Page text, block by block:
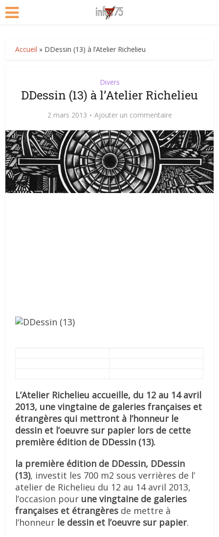
Accueil » DDessin (13) à l’Atelier Richelieu
Divers
DDessin (13) à l’Atelier Richelieu
2 mars 2013 Ajouter un commentaire
L’Atelier Richelieu accueille, du 12 au 14 avril
2013, une vingtaine de galeries françaises et
étrangères qui mettront à l’honneur le
dessin et l’oeuvre sur papier lors de cette
première édition de DDessin (13).
la première édition de DDessin, DDessin
(13), investit les 700 m2 sous verrières de l’
atelier de Richelieu du 12 au 14 avril 2013,
l’occasion pour une vingtaine de galeries
françaises et étrangères de mettre à
l’honneur le dessin et l’oeuvre sur papier.